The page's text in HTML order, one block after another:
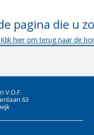
pagina die u
Klik hier om terug naar de
V.O.F.
63